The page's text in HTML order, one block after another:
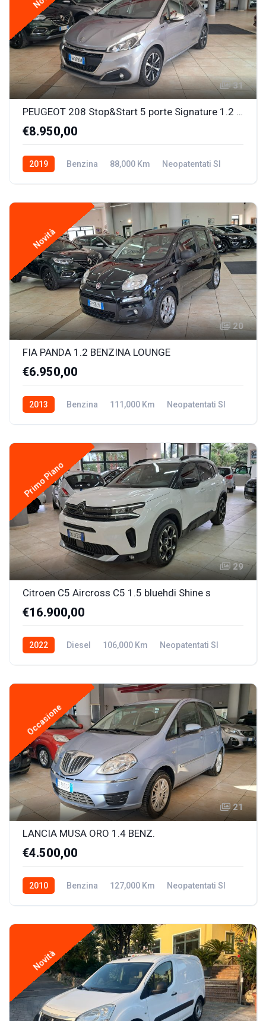
31
PEUGEOT 208 Stop&Start 5 porte Signature 1.2 BENZ. OK NEOPATENTATI
€8.950,00
2019 Benzina 88,000 Km Neopatentati SI
Novità
20
FIA PANDA 1.2 BENZINA LOUNGE
€6.950,00
2013 Benzina 111,000 Km Neopatentati SI
Primo Piano
29
Citroen C5 Aircross C5 1.5 bluehdi Shine s
€16.900,00
2022 Diesel 106,000 Km Neopatentati SI
Occasione
21
LANCIA MUSA ORO 1.4 BENZ.
€4.500,00
2010 Benzina 127,000 Km Neopatentati SI
Novità